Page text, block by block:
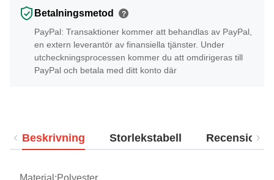
Betalningsmetod ?
PayPal: Transaktioner kommer att behandlas av PayPal,
en extern leverantör av finansiella tjänster. Under
utcheckningsprocessen kommer du att omdirigeras till
PayPal och betala med ditt konto där
Beskrivning Storlekstabell Recensioner